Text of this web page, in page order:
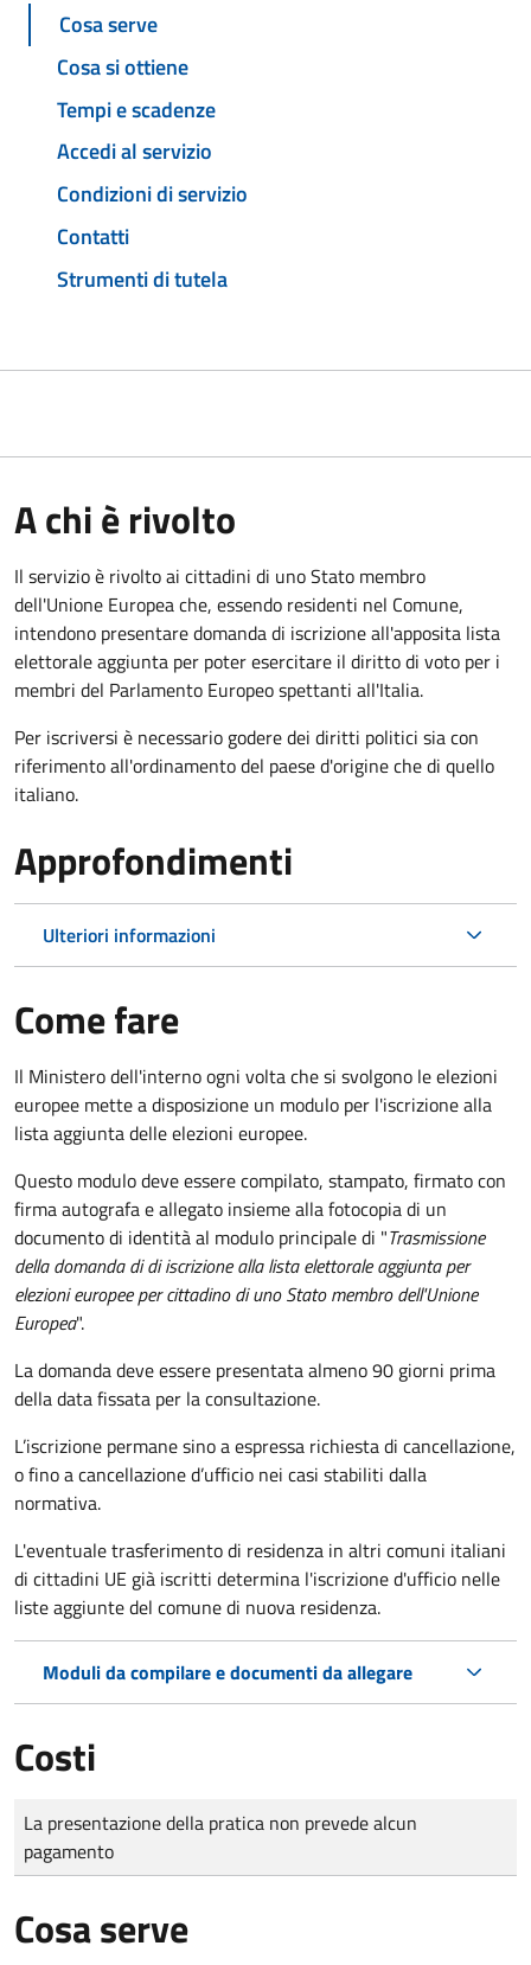
Cosa serve
Cosa si ottiene
Tempi e scadenze
Accedi al servizio
Condizioni di servizio
Contatti
Strumenti di tutela
A chi è rivolto
Il servizio è rivolto ai cittadini di uno Stato membro
dell'Unione Europea che, essendo residenti nel Comune,
intendono presentare domanda di iscrizione all'apposita lista
elettorale aggiunta per poter esercitare il diritto di voto per i
membri del Parlamento Europeo spettanti all'Italia.
Per iscriversi è necessario godere dei diritti politici sia con
riferimento all'ordinamento del paese d'origine che di quello
italiano.
Approfondimenti
Ulteriori informazioni
Come fare
Il Ministero dell'interno ogni volta che si svolgono le elezioni
europee mette a disposizione un modulo per l'iscrizione alla
lista aggiunta delle elezioni europee.
Questo modulo deve essere compilato, stampato, firmato con
firma autografa e allegato insieme alla fotocopia di un
documento di identità al modulo principale di "Trasmissione
della domanda di di iscrizione alla lista elettorale aggiunta per
elezioni europee per cittadino di uno Stato membro dell'Unione
Europea".
La domanda deve essere presentata almeno 90 giorni prima
della data fissata per la consultazione.
L’iscrizione permane sino a espressa richiesta di cancellazione,
o fino a cancellazione d’ufficio nei casi stabiliti dalla
normativa.
L'eventuale trasferimento di residenza in altri comuni italiani
di cittadini UE già iscritti determina l'iscrizione d'ufficio nelle
liste aggiunte del comune di nuova residenza.
Moduli da compilare e documenti da allegare
Costi
Tipo di pagamento
Importo
La presentazione della pratica non prevede alcun
pagamento
Cosa serve